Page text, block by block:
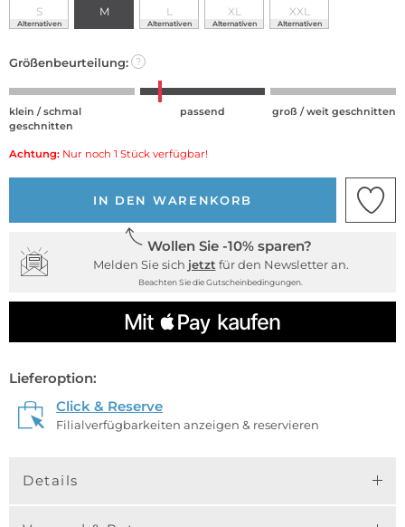
S
Alternativen
M L
Alternativen
XL
Alternativen
XXL
Alternativen
Größenbeurteilung: ?
klein / schmal
geschnitten
passend groß / weit geschnitten
Achtung: Nur noch 1 Stück verfügbar!
IN DEN WARENKORB
Wollen Sie -10% sparen?
Melden Sie sich jetzt für den Newsletter an.
Beachten Sie die Gutscheinbedingungen.
Lieferoption:
Click & Reserve
Filialverfügbarkeiten anzeigen & reservieren
Details